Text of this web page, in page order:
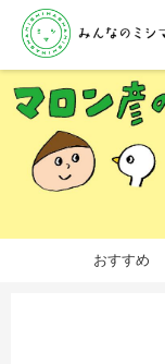
おすすめ